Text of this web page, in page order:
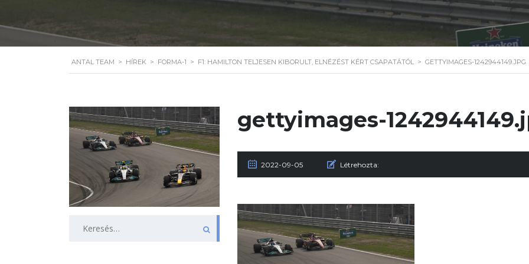
ANTAL TEAM > HÍREK > FORMA-1 > F1: HAMILTON TELJESEN KIBORULT, ELNÉZÉST KÉRT CSAPATÁTÓL > GETTYIMAGES-1242944149.JPG
gettyimages-
2022-09-05 Létrehozta: